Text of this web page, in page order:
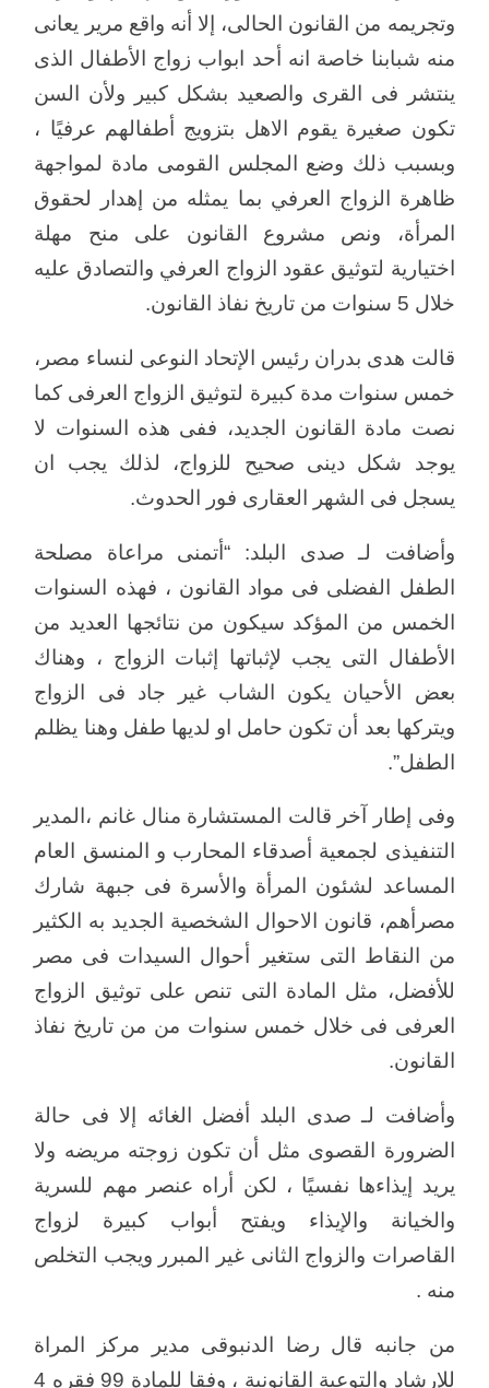
وتجريمه من القانون الحالى، إلا أنه واقع مرير يعانى
منه شبابنا خاصة انه أحد ابواب زواج الأطفال الذى
ينتشر فى القرى والصعيد بشكل كبير ولأن السن
تكون صغيرة يقوم الاهل بتزويج أطفالهم عرفيًا ،
وبسبب ذلك وضع المجلس القومى مادة لمواجهة
ظاهرة الزواج العرفي بما يمثله من إهدار لحقوق
المرأة، ونص مشروع القانون على منح مهلة
اختيارية لتوثيق عقود الزواج العرفي والتصادق عليه
خلال 5 سنوات من تاريخ نفاذ القانون.
قالت هدى بدران رئيس الإتحاد النوعى لنساء مصر،
خمس سنوات مدة كبيرة لتوثيق الزواج العرفى كما
نصت مادة القانون الجديد، ففى هذه السنوات لا
يوجد شكل دينى صحيح للزواج، لذلك يجب ان
يسجل فى الشهر العقارى فور الحدوث.
وأضافت لـ صدى البلد: “أتمنى مراعاة مصلحة
الطفل الفضلى فى مواد القانون ، فهذه السنوات
الخمس من المؤكد سيكون من نتائجها العديد من
الأطفال التى يجب لإثباتها إثبات الزواج ، وهناك
بعض الأحيان يكون الشاب غير جاد فى الزواج
ويتركها بعد أن تكون حامل او لديها طفل وهنا يظلم
الطفل”.
وفى إطار آخر قالت المستشارة منال غانم ،المدير
التنفيذى لجمعية أصدقاء المحارب و المنسق العام
المساعد لشئون المرأة والأسرة فى جبهة شارك
مصرأهم، قانون الاحوال الشخصية الجديد به الكثير
من النقاط التى ستغير أحوال السيدات فى مصر
للأفضل، مثل المادة التى تنص على توثيق الزواج
العرفى فى خلال خمس سنوات من من تاريخ نفاذ
القانون.
وأضافت لـ صدى البلد أفضل الغائه إلا فى حالة
الضرورة القصوى مثل أن تكون زوجته مريضه ولا
يريد إيذاءها نفسيًا ، لكن أراه عنصر مهم للسرية
والخيانة والإيذاء ويفتح أبواب كبيرة لزواج
القاصرات والزواج الثانى غير المبرر ويجب التخلص
منه .
من جانبه قال رضا الدنبوقى مدير مركز المراة
للإرشاد والتوعية القانونية ، وفقا للمادة 99 فقره 4